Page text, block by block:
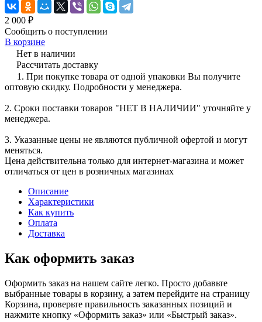
2 000 ₽
Сообщить о поступлении
В корзине
Нет в наличии
Рассчитать доставку
1. При покупке товара от одной упаковки Вы получите
оптовую скидку. Подробности у менеджера.
2. Сроки поставки товаров "НЕТ В НАЛИЧИИ" уточняйте у
менеджера.
3. Указанные цены не являются публичной офертой и могут
меняться.
Цена действительна только для интернет-магазина и может
отличаться от цен в розничных магазинах
Описание
Характеристики
Как купить
Оплата
Доставка
Как оформить заказ
Оформить заказ на нашем сайте легко. Просто добавьте
выбранные товары в корзину, а затем перейдите на страницу
Корзина, проверьте правильность заказанных позиций и
нажмите кнопку «Оформить заказ» или «Быстрый заказ».